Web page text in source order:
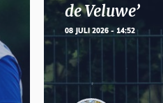
de Veluwe’
08 JULI 2026 - 14:52